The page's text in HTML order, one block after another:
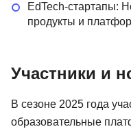
EdTech-стартапы:
продукты и
Участники и
В сезоне 2025 года
образовательные